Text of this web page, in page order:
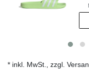
* inkl. MwSt., zzgl.